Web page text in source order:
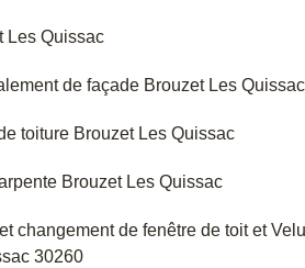
Les Quissac
de façade Brouzet Les Quissac
toiture Brouzet Les Quissac
Brouzet Les Quissac
changement de fenêtre de toit et
30260